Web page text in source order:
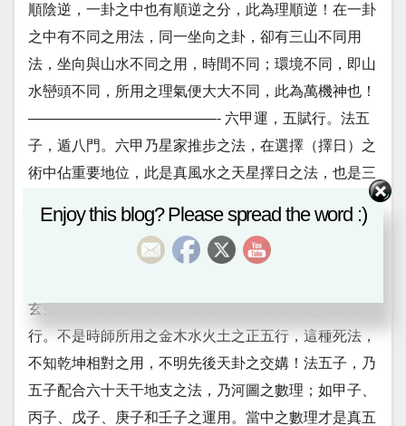
順陰逆，一卦之中也有順逆之分，此為理順逆！在一卦
之中有不同之用法，同一坐向之卦，卻有三山不同用
法，坐向與山水不同之用，時間不同；環境不同，即山
水巒頭不同，所用之理氣便大大不同，此為萬機神也！
—————————————- 六甲運，五賦行。法五
子，遁八門。六甲乃星家推步之法，在選擇（擇日）之
術中佔重要地位，此是真風水之天星擇日之法，也是三
元九運地理之正學，納甲乃當中之數理運用，大玄空之
正法；納甲出自六甲，現今不學之徒，亂用納甲用於風
水之術上，不明其理！所以《青囊奧語》云： ”明玄
玄空者，用的是真風水術之五行，即陰陽大交媾之五
行。不是時師所用之金木水火土之正五行，這種死法，
不知乾坤相對之用，不明先後天卦之交媾！法五子，乃
五子配合六十天干地支之法，乃河圖之數理；如甲子、
丙子、戊子、庚子和壬子之運用。當中之數理才是真五
Enjoy this blog? Please spread the word :)